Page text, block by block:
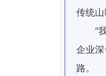
传统
“
企业
路。